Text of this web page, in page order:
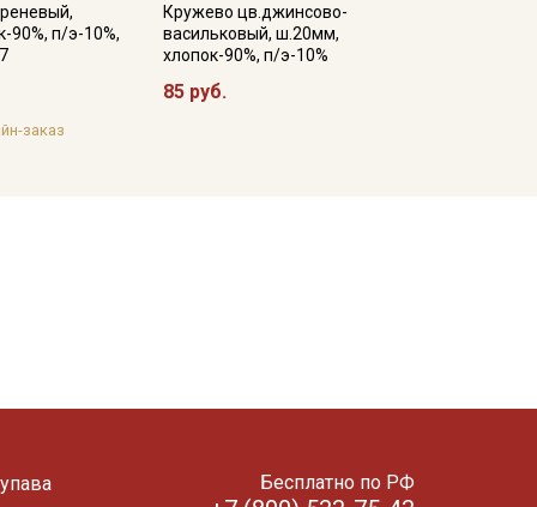
90%, п/э-10%,
заказ
Кружево цв.джинсово-
васильковый, ш.20мм,
хлопок-90%, п/э-10%
85 руб.
Бесплатно по РФ